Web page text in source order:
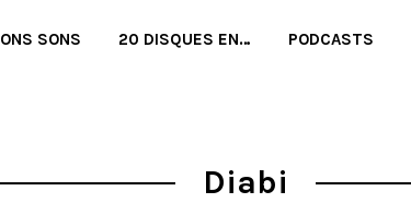
SONS 20 DISQUES EN… PODCASTS
Diabi